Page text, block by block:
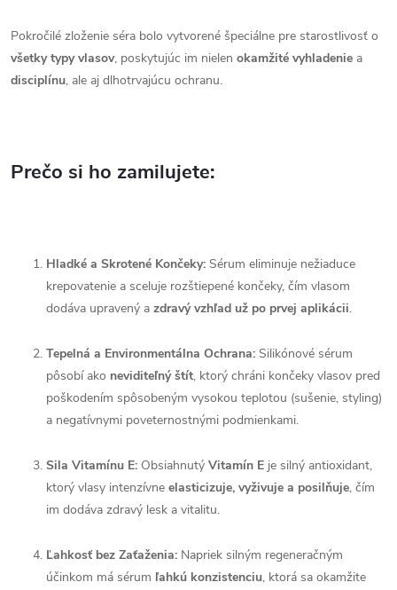
Pokročilé zloženie séra bolo vytvorené špeciálne pre starostlivosť o
všetky typy vlasov, poskytujúc im nielen okamžité vyhladenie a
disciplínu, ale aj dlhotrvajúcu ochranu.
Prečo si ho zamilujete:
Hladké a Skrotené Končeky: Sérum eliminuje nežiaduce
krepovatenie a sceluje rozštiepené končeky, čím vlasom
dodáva upravený a zdravý vzhľad už po prvej aplikácii.
Tepelná a Environmentálna Ochrana: Silikónové sérum
pôsobí ako neviditeľný štít, ktorý chráni končeky vlasov pred
poškodením spôsobeným vysokou teplotou (sušenie, styling)
a negatívnymi poveternostnými podmienkami.
Sila Vitamínu E: Obsiahnutý Vitamín E je silný antioxidant,
ktorý vlasy intenzívne elasticizuje, vyživuje a posilňuje, čím
im dodáva zdravý lesk a vitalitu.
Ľahkosť bez Zaťaženia: Napriek silným regeneračným
účinkom má sérum ľahkú konzistenciu, ktorá sa okamžite